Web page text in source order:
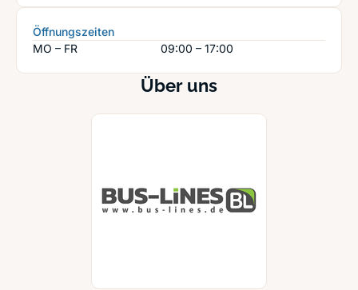
Über uns
Öffnungszeiten
MO – FR
09:00 – 17:00